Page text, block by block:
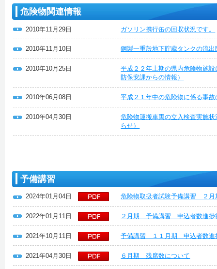
危険物関連情報
2010年11月29日 ガソリン携行缶の回収状況です。
2010年11月10日 鋼製一重殻地下貯蔵タンクの流
2010年10月25日
平成２２年上期の県内危険物施
防保安課からの情報）
2010年06月08日 平成２１年中の危険物に係る事
2010年04月30日
危険物運搬車両の立入検査実施
らせ）
予備講習
2024年01月04日 危険物取扱者試験予備講習 ２
2022年01月11日 ２月期 予備講習 申込者数進捗
2021年10月11日 予備講習 １１月期 申込者数進
2021年04月30日 ６月期 残席数について